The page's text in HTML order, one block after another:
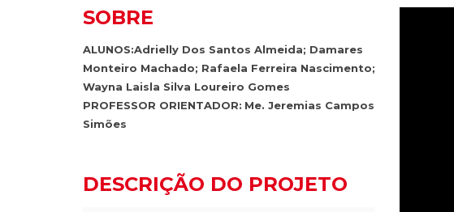
SOBRE
ALUNOS:Adrielly Dos Santos Almeida; Damares
Monteiro Machado; Rafaela Ferreira Nascimento;
Wayna Laisla Silva Loureiro Gomes
PROFESSOR ORIENTADOR: Me. Jeremias Campos
Simões
DESCRIÇÃO DO PROJETO